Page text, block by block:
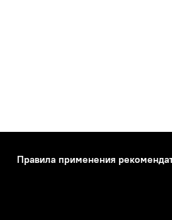
Правила применения